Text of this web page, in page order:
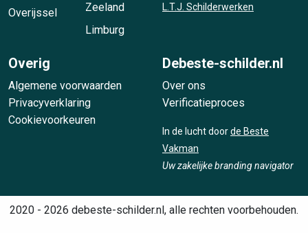
Overijssel
Zeeland
Limburg
L.T.J. Schilderwerken
Overig
Algemene voorwaarden
Privacyverklaring
Cookievoorkeuren
Debeste-schilder.nl
Over ons
Verificatieproces
In de lucht doorde Beste
Vakman
Uw zakelijke branding navigator
2020 - 2026 debeste-schilder.nl, alle rechten voorbehouden.